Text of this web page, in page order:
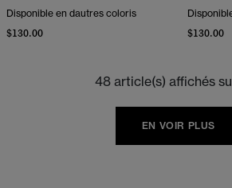
Disponible en dautres coloris
$130.00 $130.00
48 article(s) affichés
EN VOIR PLUS